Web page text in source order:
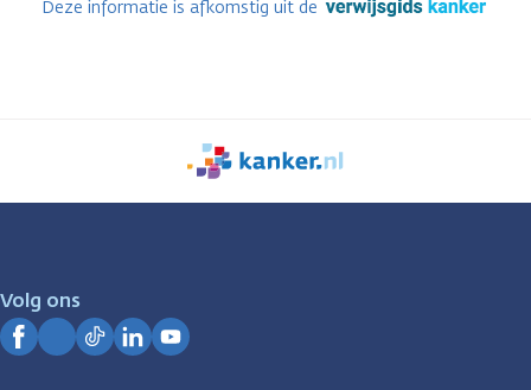
Deze informatie is afkomstig uit de
We
zijn
Volg ons